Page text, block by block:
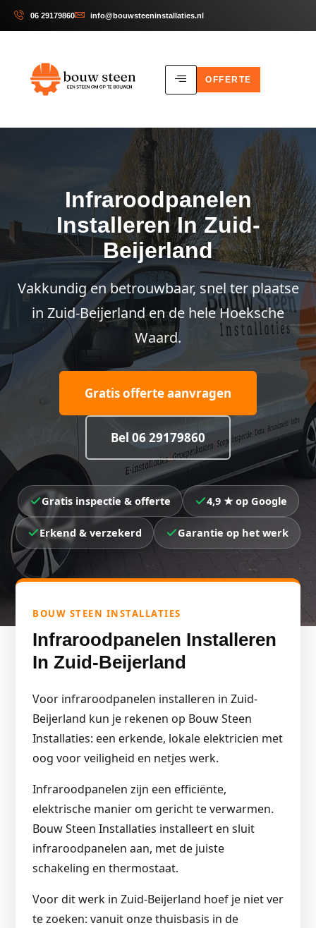
06 29179860 info@bouwsteeninstallaties.nl
OFFERTE
Infraroodpanelen
Installeren In Zuid-
Beijerland
Vakkundig en betrouwbaar, snel ter plaatse
in Zuid-Beijerland en de hele Hoeksche
Waard.
Gratis offerte aanvragen
Bel 06 29179860
Gratis inspectie & offerte 4,9 ★ op Google
Erkend & verzekerd Garantie op het werk
BOUW STEEN INSTALLATIES
Infraroodpanelen Installeren
In Zuid-Beijerland
Voor infraroodpanelen installeren in Zuid-
Beijerland kun je rekenen op Bouw Steen
Installaties: een erkende, lokale elektricien met
oog voor veiligheid en netjes werk.
Infraroodpanelen zijn een efficiënte,
elektrische manier om gericht te verwarmen.
Bouw Steen Installaties installeert en sluit
infraroodpanelen aan, met de juiste
schakeling en thermostaat.
Voor dit werk in Zuid-Beijerland hoef je niet ver
te zoeken: vanuit onze thuisbasis in de